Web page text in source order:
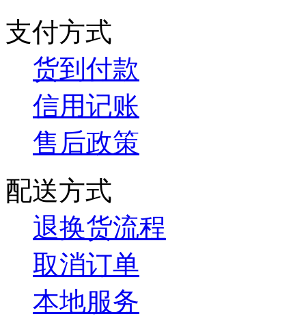
支付方式
货到付款
信用记账
售后政策
配送方式
退换货流程
取消订单
本地服务